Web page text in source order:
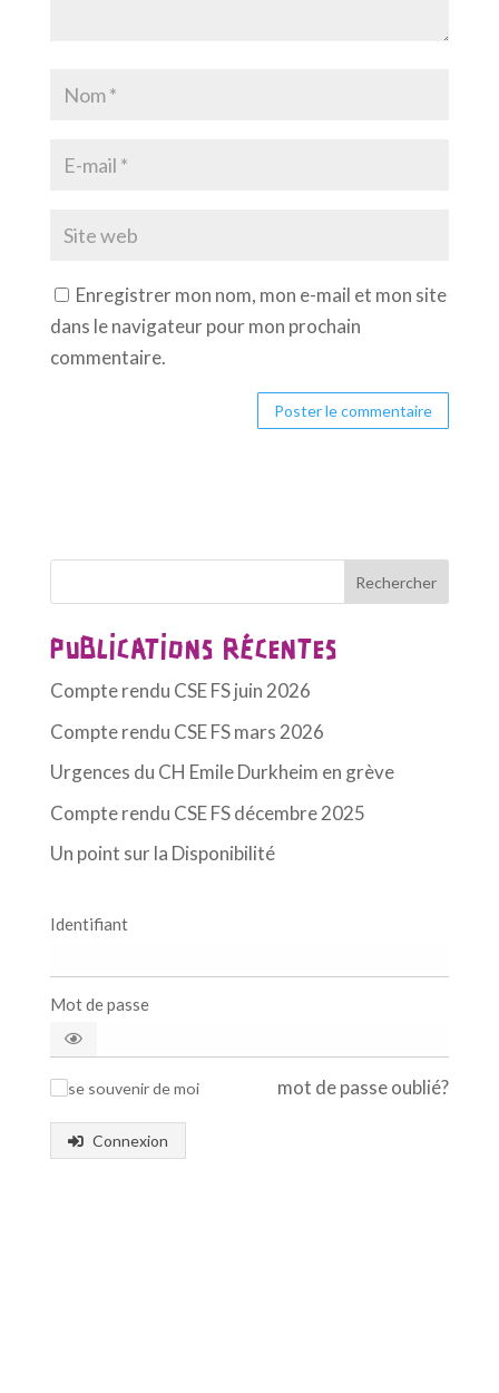
Enregistrer mon nom, mon e-mail et mon site
dans le navigateur pour mon prochain
commentaire.
r
n
a
t
i
v
Rechercher
PUBLICATIONS RÉCENTES
Compte rendu CSE FS juin 2026
Compte rendu CSE FS mars 2026
Urgences du CH Emile Durkheim en grève
Compte rendu CSE FS décembre 2025
Un point sur la Disponibilité
Identifiant
Mot de passe
se souvenir de moi mot de passe oublié?
Connexion